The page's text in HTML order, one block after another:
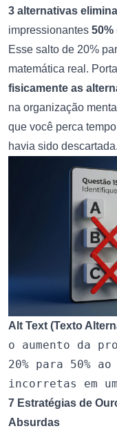
3 alternativas
impressionantes 50%
Esse salto de 20%
matemática real.
fisicamente as
na organização
que você perca
havia sido descartada.
Alt Text (Texto
o aumento da
20% para 50%
incorretas em
7 Estratégias de
Absurdas